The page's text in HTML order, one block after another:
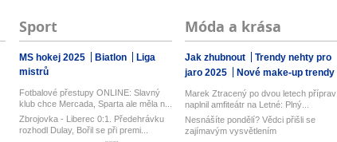
Sport
MS hokej 2025 Biatlon
Liga
mistrů
Fotbalové přestupy ONLINE: Slavný
klub chce Mercada, Sparta ale měla n...
Zbrojovka - Liberec 0:1. Předehrávku
rozhodl Dulay, Bořil se při premi...
Móda a krása
Jak zhubnout
Trendy nehty pro
jaro 2025
Nové make-up trendy
Marek Ztracený po dvou letech příprav
naplnil amfiteátr na Letné: Plný...
Nesnášíte pondělí? Vědci přišli se
zajímavým vysvětlením